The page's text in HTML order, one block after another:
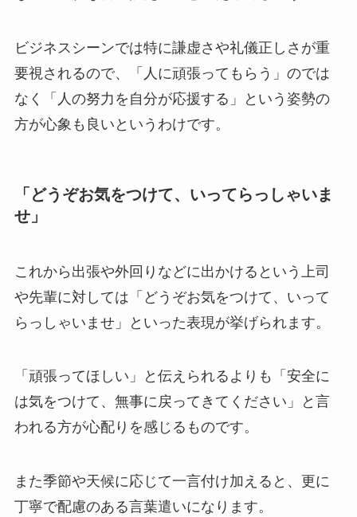
ビジネスシーンでは特に謙虚さや礼儀正しさが重
要視されるので、「人に頑張ってもらう」のでは
なく「人の努力を自分が応援する」という姿勢の
方が心象も良いというわけです。
「どうぞお気をつけて、いってらっしゃいま
せ」
これから出張や外回りなどに出かけるという上司
や先輩に対しては「どうぞお気をつけて、いって
らっしゃいませ」といった表現が挙げられます。
「頑張ってほしい」と伝えられるよりも「安全に
は気をつけて、無事に戻ってきてください」と言
われる方が心配りを感じるものです。
また季節や天候に応じて一言付け加えると、更に
丁寧で配慮のある言葉遣いになります。